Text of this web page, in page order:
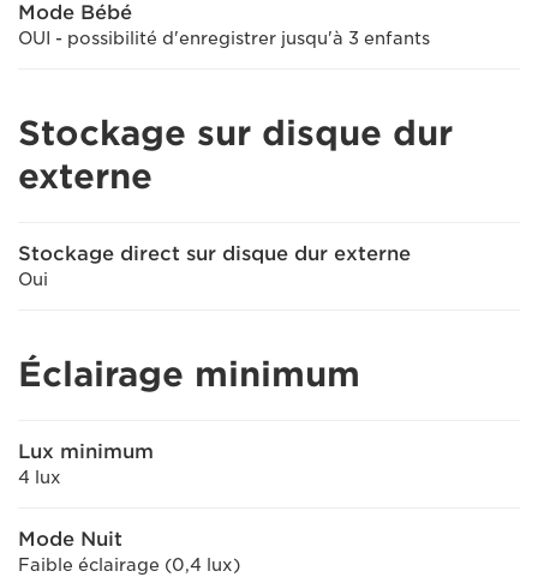
Mode Bébé
OUI - possibilité d'enregistrer jusqu'à 3 enfants
Stockage sur disque dur
externe
Stockage direct sur disque dur externe
Oui
Éclairage minimum
Lux minimum
4 lux
Mode Nuit
Faible éclairage (0,4 lux)